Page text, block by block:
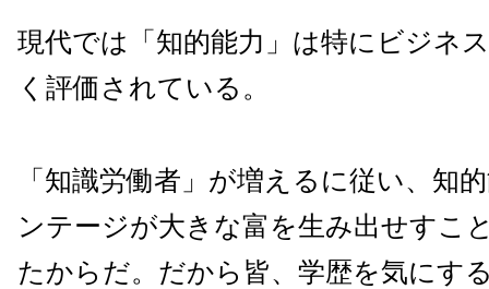
現代では「知的能力」は特にビジネ
く評価されている。
「知識労働者」が増えるに従い、知
ンテージが大きな富を生み出せすこ
たからだ。だから皆、学歴を気にす